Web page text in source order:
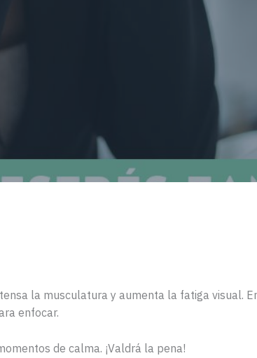
la musculatura y aumenta la fatiga visual.
enfocar.
de calma. ¡Valdrá la pena!